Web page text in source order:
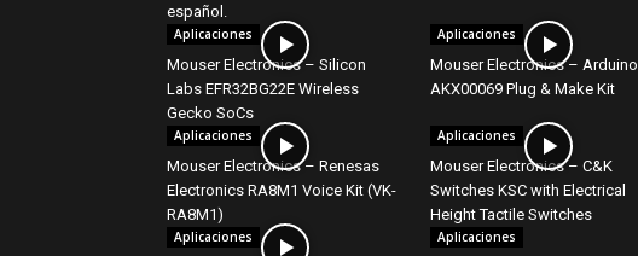
español.
Aplicaciones
Mouser Electronics – Silicon
Labs EFR32BG22E Wireless
Gecko SoCs
Aplicaciones
Mouser Electronics – Arduino
AKX00069 Plug & Make Kit
Aplicaciones
Mouser Electronics – Renesas
Electronics RA8M1 Voice Kit (VK-
RA8M1)
Aplicaciones
Mouser Electronics – C&K
Switches KSC with Electrical
Height Tactile Switches
Aplicaciones Aplicaciones